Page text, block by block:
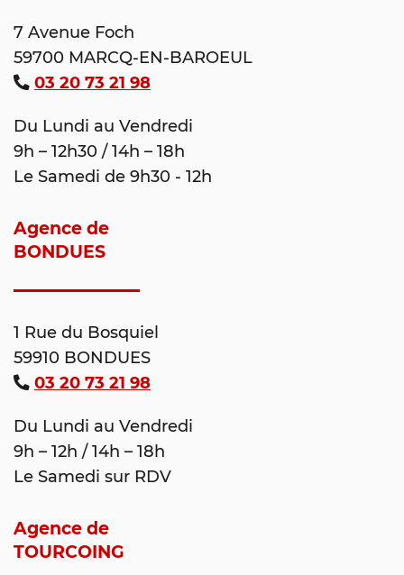
7 Avenue Foch
59700 MARCQ-EN-BAROEUL
03 20 73 21 98
Du Lundi au Vendredi
9h – 12h30 / 14h – 18h
Le Samedi de 9h30 - 12h
Agence de
BONDUES
1 Rue du Bosquiel
59910 BONDUES
03 20 73 21 98
Du Lundi au Vendredi
9h – 12h / 14h – 18h
Le Samedi sur RDV
Agence de
TOURCOING